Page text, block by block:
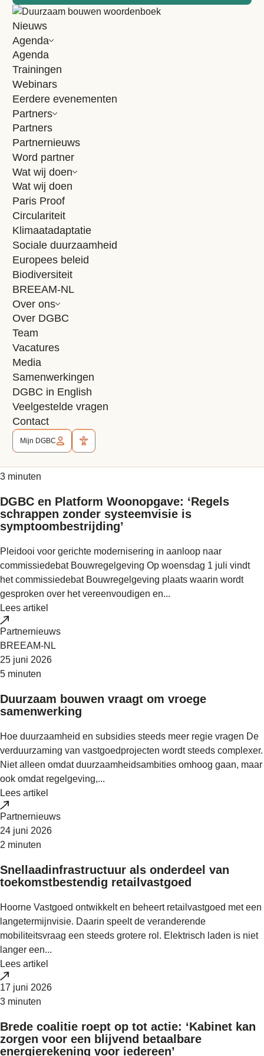
Nieuws
Agenda
Agenda
Trainingen
Webinars
Eerdere evenementen
Partners
Partners
Partnernieuws
Word partner
Wat wij doen
Wat wij doen
Paris Proof
Circulariteit
Klimaatadaptatie
Sociale duurzaamheid
Europees beleid
Biodiversiteit
BREEAM-NL
Over ons
Over DGBC
Team
Vacatures
Media
Samenwerkingen
DGBC in English
Veelgestelde vragen
Contact
Mijn DGBC
Lees het hele interview in
Meer
BREEAM-NL
3 augustus 2026
2 minuten
CO2-monitoring biedt nieuwe inzichten voor
duurzame logistiek
Als jurylid van de Top 100 Logistiek Dienstverleners ging
Martin Mooij, programmamanager bij Dutch Green Building
Council (DGBC), in gesprek met logistiek...
BREEAM-NL
14 juli 2026
2 minuten
MPG-systematiek gewijzigd per 1 juli 2026:
wat betekent dit voor BREEAM-NL?
Per 1 juli 2026 zijn de milieuprestatie-eisen voor gebouwen
(MPG) aangepast. Zo is de norm voor kantoren
met 15% aangescherpt en gelden er nu ook MPG-eisen...
Lees artikel
Eerlijk Wonen
Sociale duurzaamheid
3 minuten
DGBC en Platform Woonopgave: ‘Regels
schrappen zonder systeemvisie is
symptoombestrijding’
Pleidooi voor gerichte modernisering in aanloop naar
commissiedebat Bouwregelgeving Op woensdag 1 juli vindt
het commissiedebat Bouwregelgeving plaats waarin wordt
gesproken over het vereenvoudigen en...
Lees artikel
Partnernieuws
BREEAM-NL
25 juni 2026
5 minuten
Duurzaam bouwen vraagt om vroege
samenwerking
Hoe duurzaamheid en subsidies steeds meer regie vragen De
verduurzaming van vastgoedprojecten wordt steeds complexer.
Niet alleen omdat duurzaamheidsambities omhoog gaan, maar
ook omdat regelgeving,...
Lees artikel
Partnernieuws
24 juni 2026
2 minuten
Snellaadinfrastructuur als onderdeel van
toekomstbestendig retailvastgoed
Hoorne Vastgoed ontwikkelt en beheert retailvastgoed met een
langetermijnvisie. Daarin speelt de veranderende
mobiliteitsvraag een steeds grotere rol. Elektrisch laden is niet
langer een...
Lees artikel
17 juni 2026
3 minuten
Brede coalitie roept op tot actie: ‘Kabinet kan
zorgen voor een blijvend betaalbare
energierekening voor iedereen’